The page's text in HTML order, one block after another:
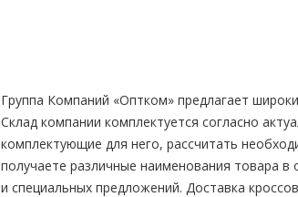
Группа Компаний «Оптком» предлагает
Склад компании комплектуется согласно
комплектующие для него, рассчитать
получаете различные наименования товара
и специальных предложений. Доставка